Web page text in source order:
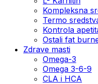
Kompleksna
Termo
Kontrola
Ostali fat
Zdrave masti
Omega-3
Omega 3-6-9
CLA i HCA